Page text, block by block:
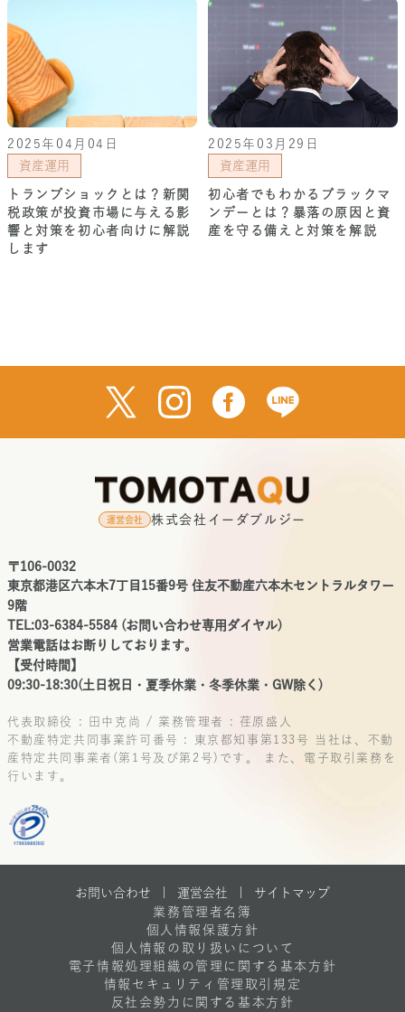
2025年04月04日
資産運用
トランプショックとは？新関
税政策が投資市場に与える影
響と対策を初心者向けに解説
します
2025年03月29日
資産運用
初心者でもわかるブラックマ
ンデーとは？暴落の原因と資
産を守る備えと対策を解説
運営会社 株式会社イーダブルジー
〒106-0032
東京都港区六本木7丁目15番9号 住友不動産六本木セントラルタワー
9階
TEL:03-6384-5584 (お問い合わせ専用ダイヤル)
営業電話はお断りしております。
【受付時間】
09:30-18:30(土日祝日・夏季休業・冬季休業・GW除く)
代表取締役 : 田中克尚 / 業務管理者 : 荏原盛人
不動産特定共同事業許可番号 : 東京都知事第133号
当社は、不動
産特定共同事業者(第1号及び第2号)です。
また、電子取引業務を
行います。
お問い合わせ | 運営会社
サイトマップ
業務管理者名簿
個人情報保護方針
個人情報の取り扱いについて
電子情報処理組織の管理に関する基本方針
情報セキュリティ管理取引規定
反社会勢力に関する基本方針